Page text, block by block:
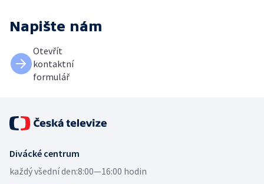
Napište nám
Otevřít
kontaktní
formulář
Divácké centrum
každý všední den:8:00—16:00 hodin